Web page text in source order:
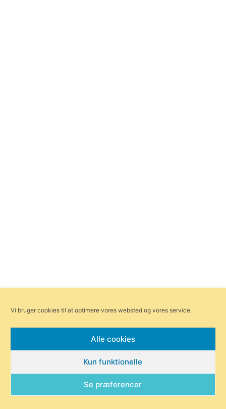
Vi bruger cookies til at optimere vores websted og vores service.
Alle cookies
Kun funktionelle
Se præferencer